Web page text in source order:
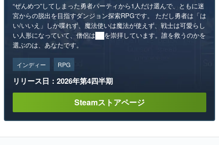
“ぜんめつ”してしまった勇者パーティから1人だけ選んで、ともに迷
宮からの脱出を目指すダンジョン探索RPGです。 ただし勇者は「は
い/いいえ」しか喋れず、魔法使いは魔法が使えず、戦士は可愛らし
い人形になっていて、僧侶は██を崇拝しています。誰を救うのかを
選ぶのは、あなたです。
インディー RPG
リリース日：2026年第4四半期
Steamストアページ